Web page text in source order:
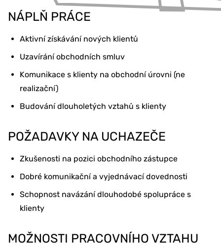
NÁPLŇ PRÁCE
Aktivní získávání nových klientů
Uzavírání obchodních smluv
Komunikace s klienty na obchodní úrovni (ne
realizační)
Budování dlouholetých vztahů s klienty
POŽADAVKY NA UCHAZEČE
Zkušenosti na pozici obchodního zástupce
Dobré komunikační a vyjednávací dovednosti
Schopnost navázání dlouhodobé spolupráce s
klienty
MOŽNOSTI PRACOVNÍHO VZTAHU